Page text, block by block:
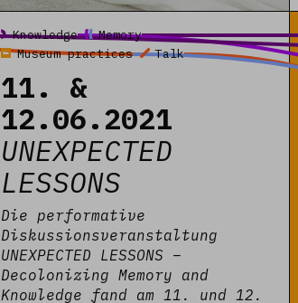
Knowledge
Memory
Museum practices
Talk
11. &
12.06.2021
UNEXPECTED
LESSONS
Die performative
Diskussionsveranstaltung
UNEXPECTED LESSONS –
Decolonizing Memory and
Knowledge fand am 11. und 12.